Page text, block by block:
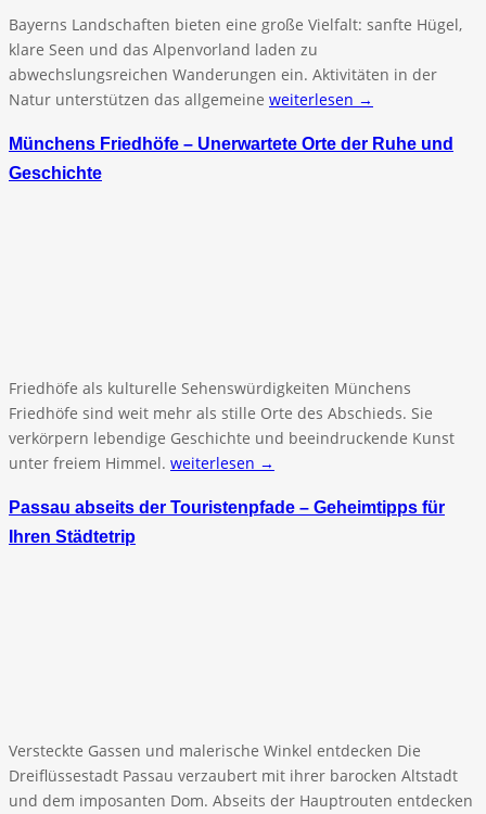
Bayerns Landschaften bieten eine große Vielfalt: sanfte Hügel,
klare Seen und das Alpenvorland laden zu
abwechslungsreichen Wanderungen ein. Aktivitäten in der
Natur unterstützen das allgemeine weiterlesen →
Münchens Friedhöfe – Unerwartete Orte der Ruhe und
Geschichte
Friedhöfe als kulturelle Sehenswürdigkeiten Münchens
Friedhöfe sind weit mehr als stille Orte des Abschieds. Sie
verkörpern lebendige Geschichte und beeindruckende Kunst
unter freiem Himmel. weiterlesen →
Passau abseits der Touristenpfade – Geheimtipps für
Ihren Städtetrip
Versteckte Gassen und malerische Winkel entdecken Die
Dreiflüssestadt Passau verzaubert mit ihrer barocken Altstadt
und dem imposanten Dom. Abseits der Hauptrouten entdecken